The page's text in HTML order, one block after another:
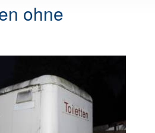
ohne